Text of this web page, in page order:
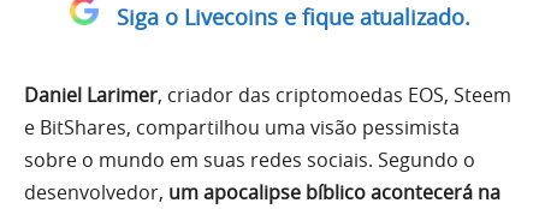
Siga o Livecoins e fique atualizado.
Daniel Larimer, criador das criptomoedas EOS, Steem
e BitShares, compartilhou uma visão pessimista
sobre o mundo em suas redes sociais. Segundo o
desenvolvedor, um apocalipse bíblico acontecerá na